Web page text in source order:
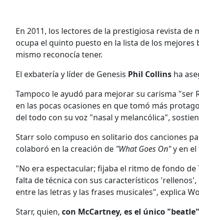
En 2011, los lectores de la prestigiosa revista
ocupa el quinto puesto en la lista de los mejores
mismo reconocía tener.
El exbatería y líder de Genesis Phil Collins ha
Tampoco le ayudó para mejorar su carisma
en las pocas ocasiones en que tomó más
del todo con su voz "nasal y melancólica",
Starr solo compuso en solitario dos canciones
colaboró en la creación de "What Goes On"y en el
"No era espectacular; fijaba el ritmo de fondo
falta de técnica con sus característicos
entre las letras y las frases musicales", explica
Starr, quien, con McCartney, es el único